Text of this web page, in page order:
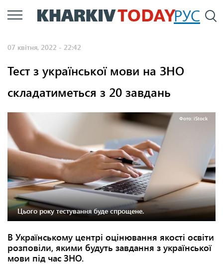
Перейти
до
РУС
07 квітня, 2022 - 22:42
Тест з української мови на ЗНО
складатиметься з 20 завдань
Фото: iStock
Цього року тестування буде спрощене.
В Українському центрі оцінювання якості освіти
розповіли, якими будуть завдання з української
мови під час ЗНО.